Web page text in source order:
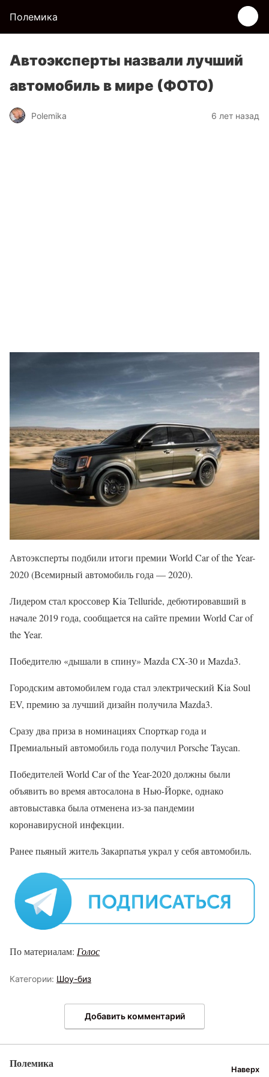
Полемика
Автоэксперты назвали лучший
автомобиль в мире (ФОТО)
Polemika 6 лет назад
Автоэксперты подбили итоги премии World Car of the Year-
2020 (Всемирный автомобиль года — 2020).
Лидером стал кроссовер Kia Telluride, дебютировавший в
начале 2019 года, сообщается на сайте премии World Car of
the Year.
Победителю «дышали в спину» Mazda CX-30 и Mazda3.
Городским автомобилем года стал электрический Kia Soul
EV, премию за лучший дизайн получила Mazda3.
Сразу два приза в номинациях Спорткар года и
Премиальный автомобиль года получил Porsche Taycan.
Победителей World Car of the Year-2020 должны были
объявить во время автосалона в Нью-Йорке, однако
автовыставка была отменена из-за пандемии
коронавирусной инфекции.
Ранее пьяный житель Закарпатья украл у себя автомобиль.
По материалам: Голос
Категории: Шоу-биз
Добавить комментарий
Полемика Наверх